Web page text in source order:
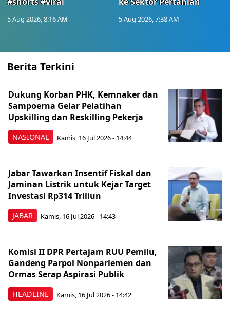
5 Aug 2026, 8:16 AM 5 Aug 2026, 7:38 AM
Berita Terkini
NASIONAL
Dukung Korban PHK, Kemnaker dan
Sampoerna Gelar Pelatihan
Upskilling dan Reskilling Pekerja
Kamis, 16 Jul 2026 - 14:44
JABAR
Jabar Tawarkan Insentif Fiskal dan
Jaminan Listrik untuk Kejar Target
Investasi Rp314 Triliun
Kamis, 16 Jul 2026 - 14:43
HEADLINE
Komisi II DPR Pertajam RUU Pemilu,
Gandeng Parpol Nonparlemen dan
Ormas Serap Aspirasi Publik
Kamis, 16 Jul 2026 - 14:42